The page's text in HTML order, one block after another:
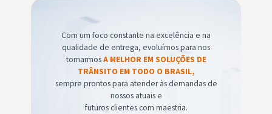
Com um foco constante na excelência e na
qualidade de entrega, evoluímos para nos
tornarmosA MELHOR EM SOLUÇÕES DE
TRÂNSITO EM TODO O BRASIL,
sempre prontos para atender às demandas de
nossos atuais e
futuros clientes com maestria.